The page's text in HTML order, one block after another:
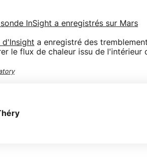
InSight a enregistrés sur Mars
d'Insight a enregistré des
le flux de chaleur issu de l'intérieur